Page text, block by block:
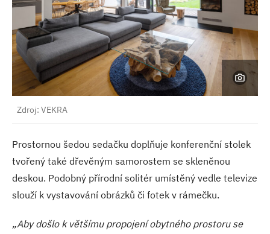
Zdroj: VEKRA
Prostornou šedou sedačku doplňuje konferenční stolek
tvořený také dřevěným samorostem se skleněnou
deskou. Podobný přírodní solitér umístěný vedle televize
slouží k vystavování obrázků či fotek v rámečku.
„Aby došlo k většímu propojení obytného prostoru se